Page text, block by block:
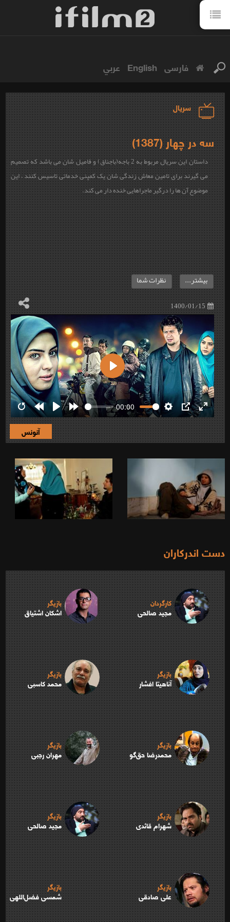
فارسی English عربي
سریال
سه در چهار (1387)
داستان این سریال مربوط به 2 باجه(باجناق) و فامیل شان می باشد که تصمیم
می گیرند برای تامین معاش زندگی شان یک کمپنی خدماتی تاسیس کنند ، این
موضوع آن ها را درگیر ماجراهایی خنده دار می کند.
1400/01/15
بیشتر... نظرات شما
RestartRewind
10s
Play Forward
10s
00:00
Settings
PIP Enter
Play
آنونس
دست اندرکاران
کارگردان
مجید صالحی
بازیگر
اشکان اشتیاق
بازیگر
آناهیتا افشار
بازیگر
محمد کاسبی
بازیگر
محمدرضا حق‌گو
بازیگر
مهران رجبی
بازیگر
شهرام قائدی
بازیگر
مجید صالحی
بازیگر
علی صادقی
بازیگر
شمسی فضل‌اللهی